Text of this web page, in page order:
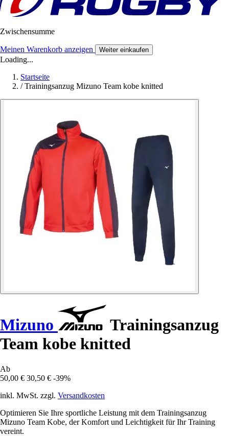
Zwischensumme
Meinen Warenkorb anzeigen Weiter einkaufen
Loading...
Startseite
/ Trainingsanzug Mizuno Team kobe knitted
Mizuno
Trainingsanzug
Team kobe knitted
Ab
50,00 € 30,50 € -39%
inkl. MwSt. zzgl. Versandkosten
Optimieren Sie Ihre sportliche Leistung mit dem Trainingsanzug
Mizuno Team Kobe, der Komfort und Leichtigkeit für Ihr Training
vereint.